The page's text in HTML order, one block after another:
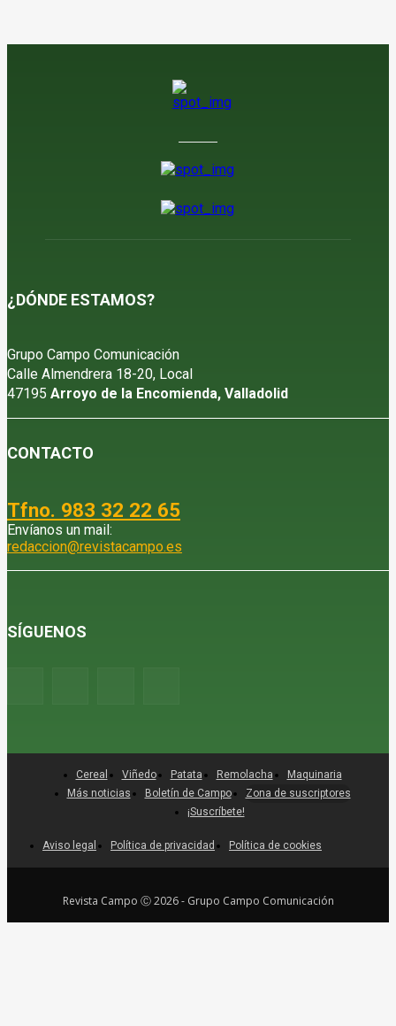
¿DÓNDE ESTAMOS?
Grupo Campo Comunicación
Calle Almendrera 18-20, Local
47195 Arroyo de la Encomienda, Valladolid
CONTACTO
Tfno. 983 32 22 65
Envíanos un mail:
redaccion@revistacampo.es
SÍGUENOS
Aviso legal Política de privacidad Política de cookies
Cereal Viñedo Patata Remolacha
Maquinaria
Más noticias
Boletín de Campo
Zona de suscriptores
¡Suscríbete!
Revista Campo Ⓒ 2026 - Grupo Campo Comunicación